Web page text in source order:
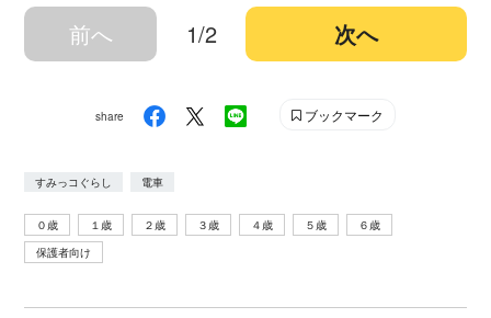
前へ 1/2 次へ
share ブックマーク
すみっコぐらし 電車
０歳 １歳 ２歳 ３歳 ４歳 ５歳
６歳
保護者向け